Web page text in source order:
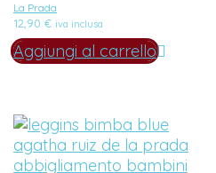
La Prada
12,90 € iva inclusa
Aggiungi al carrello